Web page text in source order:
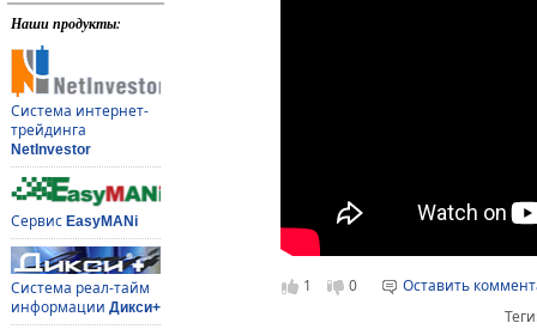
Наши продукты:
Система интернет-
трейдинга
NetInvestor
Сервис EasyMANi
Система реал-тайм
информации Дикси+
1 0
Оставить